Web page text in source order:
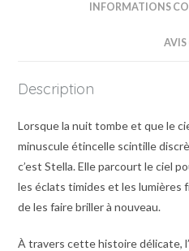
INFORMATIONS
AVIS
Description
Lorsque la nuit tombe et que le
minuscule étincelle scintille
c’est Stella. Elle parcourt le ciel
les éclats timides et les lumières
de les faire briller à nouveau.
À travers cette histoire délicate,